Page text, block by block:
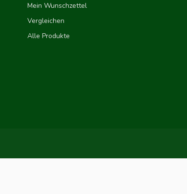
Mein Wunschzettel
Vergleichen
Alle Produkte